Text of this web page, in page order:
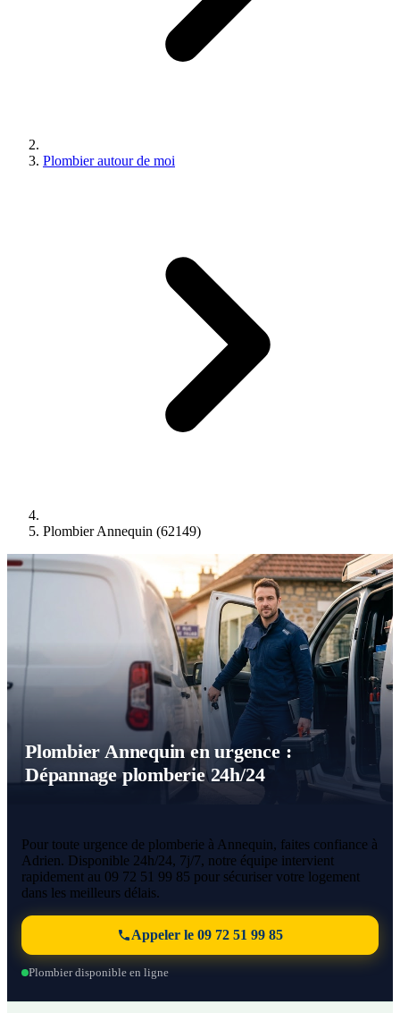
Plombier autour de moi
Plombier Annequin (62149)
Plombier Annequin en urgence :
Dépannage plomberie 24h/24
Pour toute urgence de plomberie à Annequin, faites confiance à
Adrien. Disponible 24h/24, 7j/7, notre équipe intervient
rapidement au 09 72 51 99 85 pour sécuriser votre logement
dans les meilleurs délais.
Appeler le 09 72 51 99 85
Plombier disponible en ligne